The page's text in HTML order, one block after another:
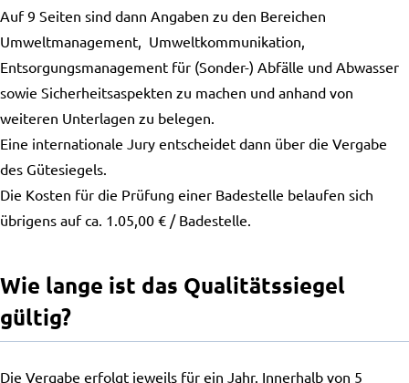
Auf 9 Seiten sind dann Angaben zu den Bereichen
Umweltmanagement, Umweltkommunikation,
Entsorgungsmanagement für (Sonder-) Abfälle und Abwasser
sowie Sicherheitsaspekten zu machen und anhand von
weiteren Unterlagen zu belegen.
Eine internationale Jury entscheidet dann über die Vergabe
des Gütesiegels.
Die Kosten für die Prüfung einer Badestelle belaufen sich
übrigens auf ca. 1.05,00 € / Badestelle.
Wie lange ist das Qualitätssiegel
gültig?
Die Vergabe erfolgt jeweils für ein Jahr. Innerhalb von 5